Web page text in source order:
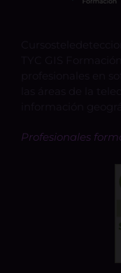
Profesionales